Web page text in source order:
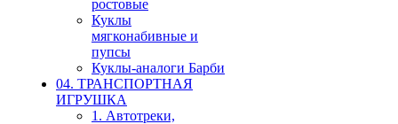
ростовые
Куклы
мягконабивные и
пупсы
Куклы-аналоги Барби
04. ТРАНСПОРТНАЯ
ИГРУШКА
1. Автотреки,